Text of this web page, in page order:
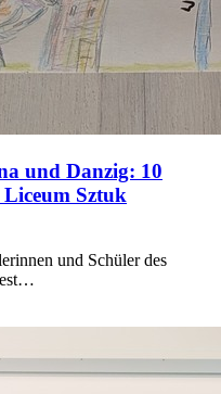
und Danzig: 10
Sztuk
und Schüler des